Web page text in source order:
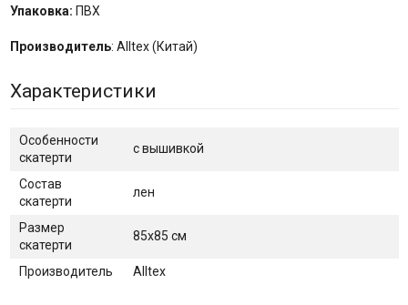
Упаковка: ПВХ
Производитель: Alltex (Китай)
Характеристики
Особенности
скатерти
с вышивкой
Состав
скатерти
лен
Размер
скатерти
85х85 см
Производитель Alltex